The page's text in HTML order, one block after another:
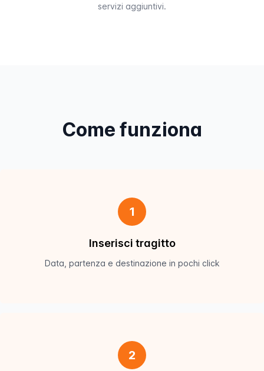
servizi aggiuntivi.
Come funziona
1
Inserisci tragitto
Data, partenza e destinazione in pochi click
2